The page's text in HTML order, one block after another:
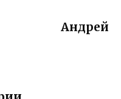
Андрей